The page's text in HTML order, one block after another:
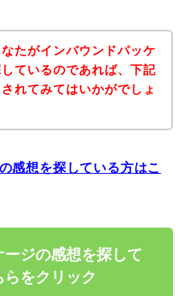
たがインバウンドパッケ
ているのであれば、下記
れてみてはいかがでしょ
感想を探している方はこ
ジの感想を探して
をクリック